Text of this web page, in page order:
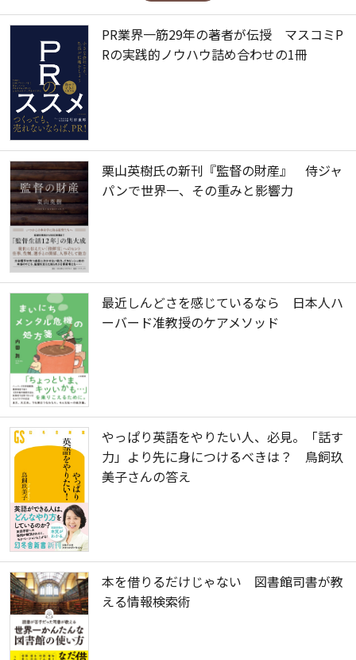
PR業界一筋29年の著者が伝授 マスコミP
Rの実践的ノウハウ詰め合わせの1冊
栗山英樹氏の新刊『監督の財産』 侍ジャ
パンで世界一、その重みと影響力
最近しんどさを感じているなら 日本人ハ
ーバード准教授のケアメソッド
やっぱり英語をやりたい人、必見。「話す
力」より先に身につけるべきは？ 鳥飼玖
美子さんの答え
本を借りるだけじゃない 図書館司書が教
える情報検索術